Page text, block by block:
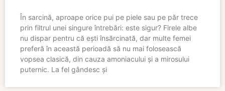
În sarcină, aproape orice pui pe piele sau pe păr trece
prin filtrul unei singure întrebări: este sigur? Firele albe
nu dispar pentru că ești însărcinată, dar multe femei
preferă în această perioadă să nu mai folosească
vopsea clasică, din cauza amoniacului și a mirosului
puternic. La fel gândesc și